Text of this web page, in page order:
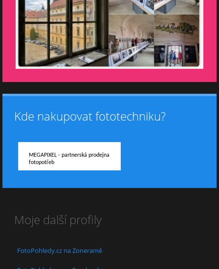
Kde nakupovat fototechniku?
MEGAPIXEL - partnerská prodejna
fotopotřeb
Moje další profily
FotoPohledy.cz na Zoneramě